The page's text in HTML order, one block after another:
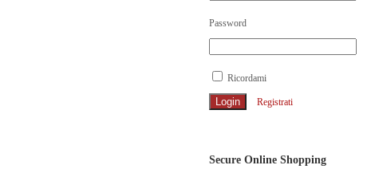
Password
Ricordami
Registrati
Secure Online Shopping